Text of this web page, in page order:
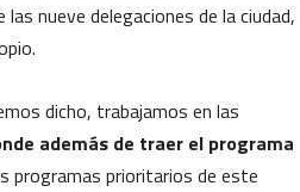
nueve delegaciones de la ciudad,
dicho, trabajamos en las
además de traer el programa
programas prioritarios de este